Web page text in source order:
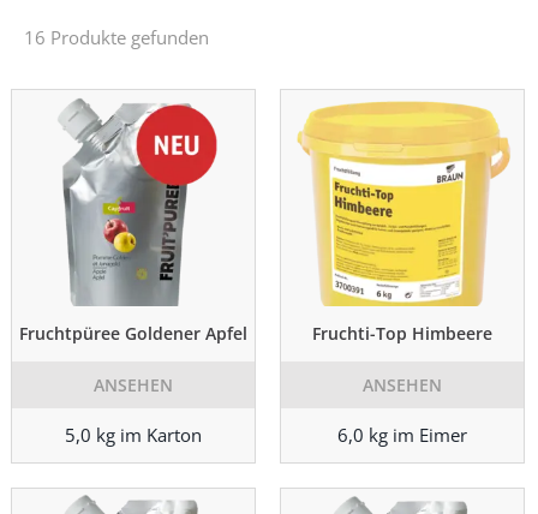
16 Produkte gefunden
Fruchtpüree Goldener Apfel
ANSEHEN
5,0 kg im Karton
Fruchti-Top Himbeere
ANSEHEN
6,0 kg im Eimer